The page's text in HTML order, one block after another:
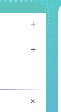
+
+
+